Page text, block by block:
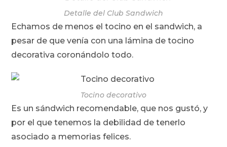
Detalle del Club Sandwich
Echamos de menos el tocino en el sandwich, a
pesar de que venía con una lámina de tocino
decorativa coronándolo todo.
Tocino decorativo
Es un sándwich recomendable, que nos gustó, y
por el que tenemos la debilidad de tenerlo
asociado a memorias felices.